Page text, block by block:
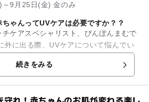
9月25日(金) 金のみ
ゃんってUVケアは必要ですか？？
ケアスペシャリスト、ぴんぽんまむで
がいいのか、 やらなくってもいいの
続きをみる